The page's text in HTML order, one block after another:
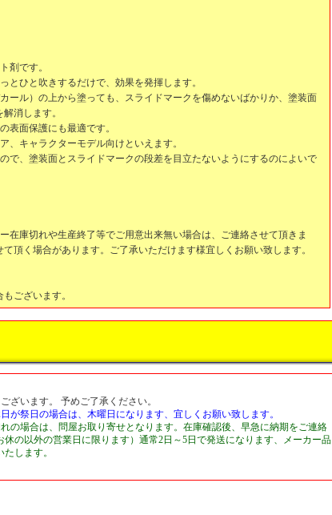
剤です。
とひと吹きするだけで、効果を発揮します。
ール）の上から塗っても、スライドマークを傷めないばかりか、塗装面
消します。
表面保護にも最適です。
、キャラクターモデル向けといえます。
で、塗装面とスライドマークの段差を目立たないようにするのによいで
在庫切れや生産終了等でご用意出来無い場合は、ご連絡させて頂きま
頂く場合があります。ご了承いただけます様宜しくお願い致します。
ございます。
ざいます。 予めご了承ください。
が祭日の場合は、木曜日になります、宜しくお願い致します。
の場合は、問屋お取り寄せとなります。在庫確認後、早急に納期をご連絡
の以外の営業日に限ります）通常2日～5日で発送になります、メーカー品
します。